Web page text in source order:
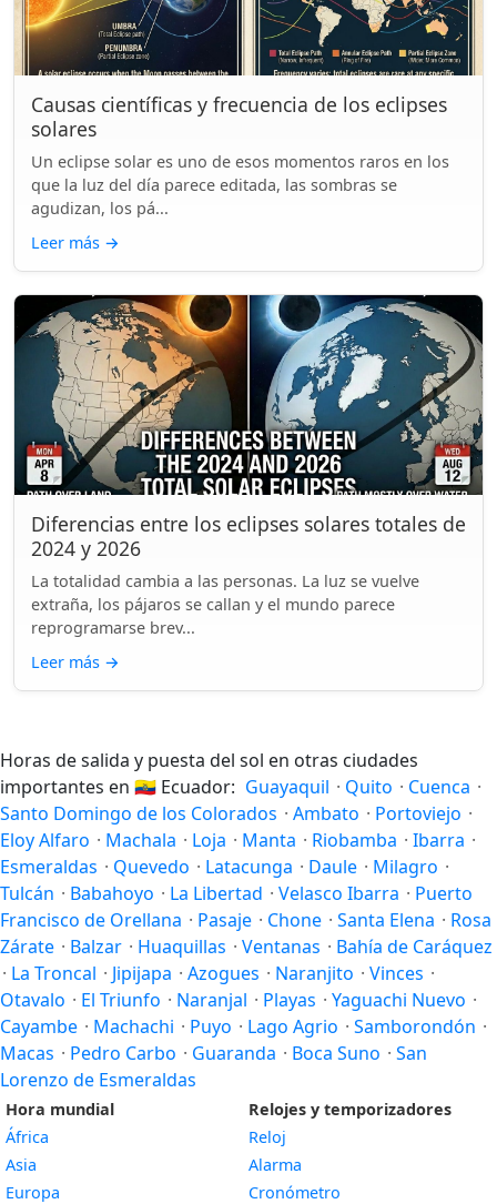
Causas científicas y frecuencia de los eclipses
solares
Un eclipse solar es uno de esos momentos raros en los
que la luz del día parece editada, las sombras se
agudizan, los pá...
Leer más →
Diferencias entre los eclipses solares totales de
2024 y 2026
La totalidad cambia a las personas. La luz se vuelve
extraña, los pájaros se callan y el mundo parece
reprogramarse brev...
Leer más →
Horas de salida y puesta del sol en otras ciudades
importantes en 🇪🇨 Ecuador: Guayaquil · Quito · Cuenca ·
Santo Domingo de los Colorados · Ambato · Portoviejo ·
Eloy Alfaro · Machala · Loja · Manta · Riobamba · Ibarra ·
Esmeraldas · Quevedo · Latacunga · Daule · Milagro ·
Tulcán · Babahoyo · La Libertad · Velasco Ibarra · Puerto
Francisco de Orellana · Pasaje · Chone · Santa Elena · Rosa
Zárate · Balzar · Huaquillas · Ventanas · Bahía de Caráquez
· La Troncal · Jipijapa · Azogues · Naranjito · Vinces ·
Otavalo · El Triunfo · Naranjal · Playas · Yaguachi Nuevo ·
Cayambe · Machachi · Puyo · Lago Agrio · Samborondón ·
Macas · Pedro Carbo · Guaranda · Boca Suno · San
Lorenzo de Esmeraldas
Hora mundial
África
Asia
Europa
Relojes y temporizadores
Reloj
Alarma
Cronómetro